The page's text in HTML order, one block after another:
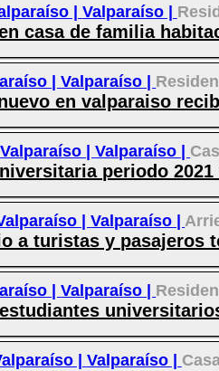
| Valparaíso |
casa de familia
|Valparaíso |
en valparaiso
|Valparaíso |
periodo
|Valparaíso |
a turistas y pasajeros
|Valparaíso |
| Valparaíso |